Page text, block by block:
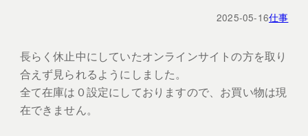
2025-05-16仕事
長らく休止中にしていたオンラインサイトの方を取り
合えず見られるようにしました。
全て在庫は０設定にしておりますので、お買い物は現
在できません。